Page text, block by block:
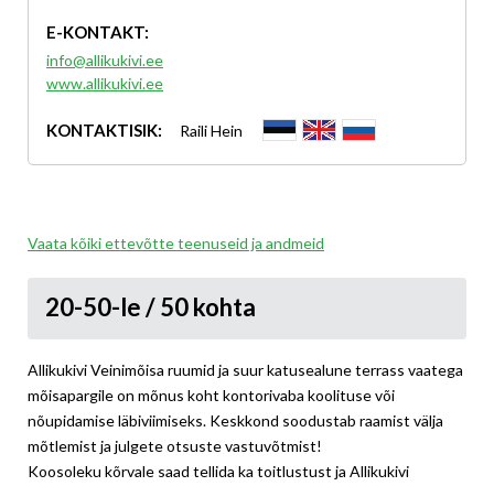
E-KONTAKT:
info@allikukivi.ee
www.allikukivi.ee
KONTAKTISIK: Raili Hein
Vaata kõiki ettevõtte teenuseid ja andmeid
20-50-le / 50 kohta
Allikukivi Veinimõisa ruumid ja suur katusealune terrass vaatega
mõisapargile on mõnus koht kontorivaba koolituse või
nõupidamise läbiviimiseks. Keskkond soodustab raamist välja
mõtlemist ja julgete otsuste vastuvõtmist!
Koosoleku kõrvale saad tellida ka toitlustust ja Allikukivi